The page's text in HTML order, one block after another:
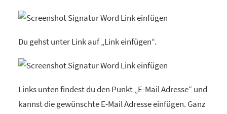
Du gehst unter Link auf „Link einfügen“.
Links unten findest du den Punkt „E-Mail Adresse“ und
kannst die gewünschte E-Mail Adresse einfügen. Ganz